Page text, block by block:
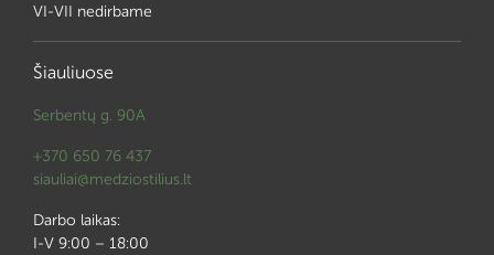
VI-VII nedirbame
Šiauliuose
Serbentų g. 90A
+370 650 76 437
siauliai@medziostilius.lt
Darbo laikas:
I-V 9:00 – 18:00